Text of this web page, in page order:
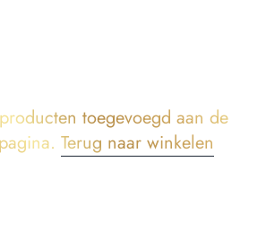
toegevoegd aan de
Terug naar winkelen